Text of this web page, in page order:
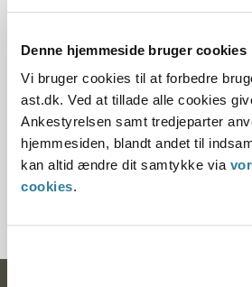
Denne hjemmeside bruger cookies
Vi bruger cookies til at forbedre
ast.dk. Ved at tillade alle cookies
Ankestyrelsen samt tredjeparter
hjemmesiden, blandt andet til
kan altid ændre dit samtykke via
cookies.
Endelig lagde statsforvaltningen
ejendomsmæglervurdering, dels efter
Taksationskommissionen for
derfor ikke var grundlag for at
solgt til en pris, der lå under
Download PDF